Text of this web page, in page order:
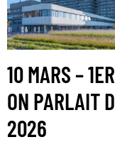
10 MARS –
ON PARLAIT
2026